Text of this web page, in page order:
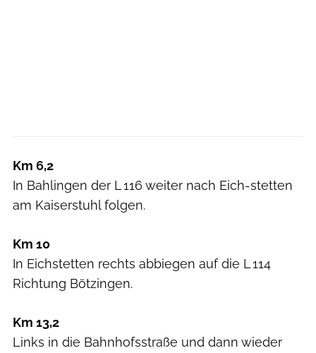
Km 6,2
In Bahlingen der L 116 weiter nach Eich-stetten
am Kaiserstuhl folgen.
Km 10
In Eichstetten rechts abbiegen auf die L 114
Richtung Bötzingen.
Km 13,2
Links in die Bahnhofsstraße und dann wieder